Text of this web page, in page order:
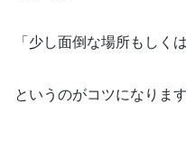
「少し面倒な場所もしく
というのがコツになります